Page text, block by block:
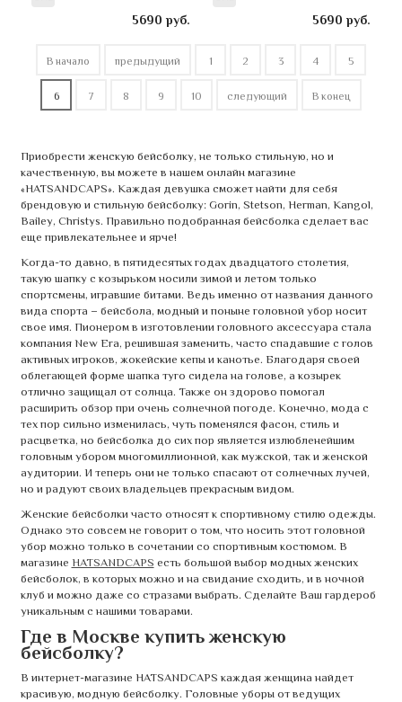
5690 руб. 5690 руб.
В начало предыдущий 1 2 3 4 5
6 7 8 9 10 следующий В конец
Приобрести женскую бейсболку, не только стильную, но и
качественную, вы можете в нашем онлайн магазине
«HATSANDCAPS». Каждая девушка сможет найти для себя
брендовую и стильную бейсболку: Gorin, Stetson, Herman, Kangol,
Bailey, Christys. Правильно подобранная бейсболка сделает вас
еще привлекательнее и ярче!
Когда-то давно, в пятидесятых годах двадцатого столетия,
такую шапку с козырьком носили зимой и летом только
спортсмены, игравшие битами. Ведь именно от названия данного
вида спорта – бейсбола, модный и поныне головной убор носит
свое имя. Пионером в изготовлении головного аксессуара стала
компания New Era, решившая заменить, часто спадавшие с голов
активных игроков, жокейские кепы и канотье. Благодаря своей
облегающей форме шапка туго сидела на голове, а козырек
отлично защищал от солнца. Также он здорово помогал
расширить обзор при очень солнечной погоде. Конечно, мода с
тех пор сильно изменилась, чуть поменялся фасон, стиль и
расцветка, но бейсболка до сих пор является излюбленейшим
головным убором многомиллионной, как мужской, так и женской
аудитории. И теперь они не только спасают от солнечных лучей,
но и радуют своих владельцев прекрасным видом.
Женские бейсболки часто относят к спортивному стилю одежды.
Однако это совсем не говорит о том, что носить этот головной
убор можно только в сочетании со спортивным костюмом. В
магазине HATSANDCAPS есть большой выбор модных женских
бейсболок, в которых можно и на свидание сходить, и в ночной
клуб и можно даже со стразами выбрать. Сделайте Ваш гардероб
уникальным с нашими товарами.
Где в Москве купить женскую
бейсболку?
В интернет-магазине HATSANDCAPS каждая женщина найдет
красивую, модную бейсболку. Головные уборы от ведущих